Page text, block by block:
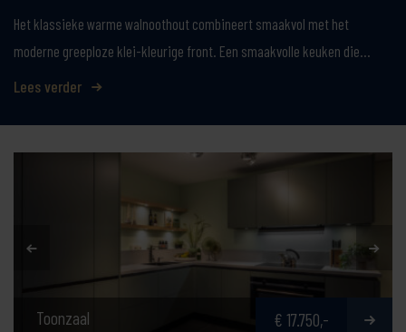
Het klassieke warme walnoothout combineert smaakvol met het
moderne greeploze klei-kleurige front. Een smaakvolle keuken die…
Lees verder
Toonzaal € 17.750,-